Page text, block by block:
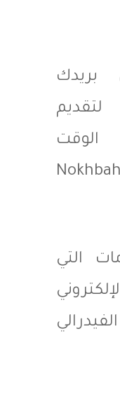
بريدك
المناسب حول Nokhbah
التي